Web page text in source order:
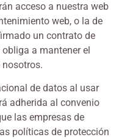
acceso a nuestra web
web, o la de
un contrato de
a mantener el
de datos al usar
adherida al convenio
las empresas de
políticas de protección